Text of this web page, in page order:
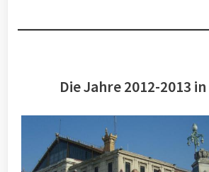
Die Jahre 2012-2013